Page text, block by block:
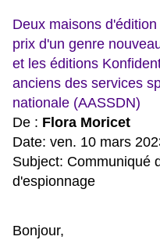
Deux maisons
prix d'un genre
et les éditions
anciens des services
nationale (AASSDN)
De : Flora Moricet
Date: ven. 10 mars
Subject: Communiqué
d'espionnage
Bonjour,